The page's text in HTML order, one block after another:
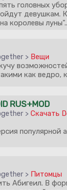
головных
девушкам.
королевы
> Вещи
как ведро,
RUS+MOD
> Скачать
популярной
> Питомцы
Абигеил. В